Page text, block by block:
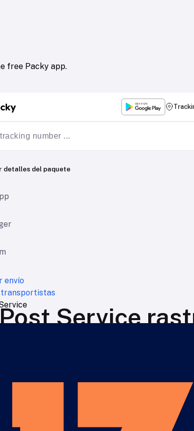
free Packy app.
detalles del paquete
envío
transportistas
Service